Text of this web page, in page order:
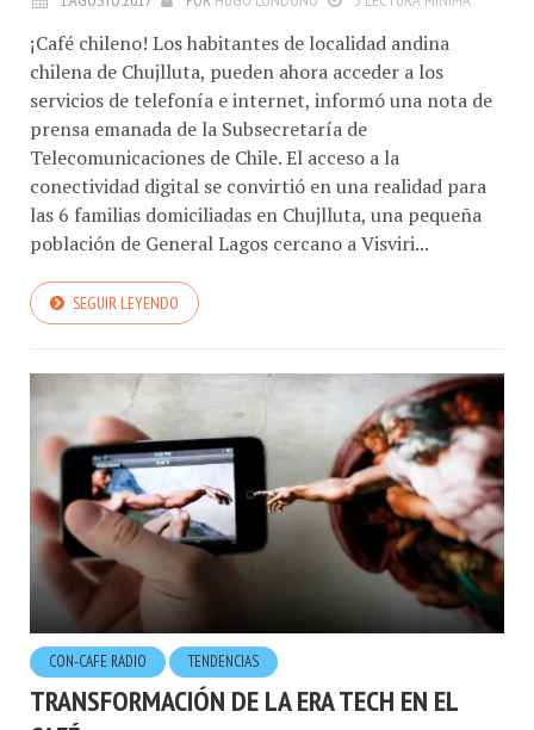
¡Café chileno! Los habitantes de localidad andina
chilena de Chujlluta, pueden ahora acceder a los
servicios de telefonía e internet, informó una nota de
prensa emanada de la Subsecretaría de
Telecomunicaciones de Chile. El acceso a la
conectividad digital se convirtió en una realidad para
las 6 familias domiciliadas en Chujlluta, una pequeña
población de General Lagos cercano a Visviri...
CON-CAFE RADIO TENDENCIAS
TRANSFORMACIÓN DE LA ERA TECH EN EL
CAFÉ